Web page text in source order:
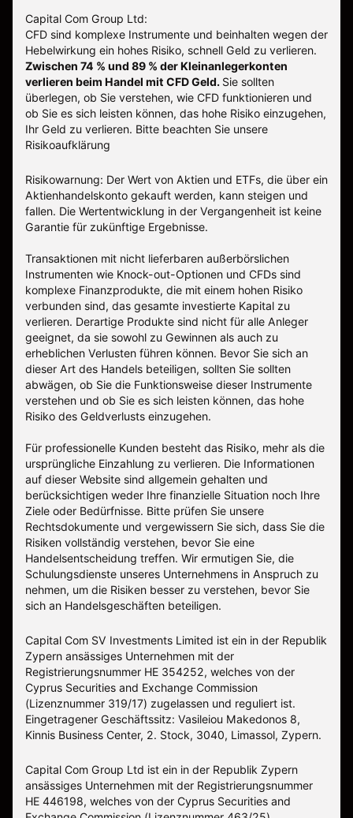
Capital Com Group Ltd:
CFD sind komplexe Instrumente und beinhalten wegen der
Hebelwirkung ein hohes Risiko, schnell Geld zu verlieren.
Zwischen 74 % und 89 % der Kleinanlegerkonten
verlieren beim Handel mit CFD Geld. Sie sollten
überlegen, ob Sie verstehen, wie CFD funktionieren und
ob Sie es sich leisten können, das hohe Risiko einzugehen,
Ihr Geld zu verlieren. Bitte beachten Sie unsere
Risikoaufklärung
Risikowarnung: Der Wert von Aktien und ETFs, die über ein
Aktienhandelskonto gekauft werden, kann steigen und
fallen. Die Wertentwicklung in der Vergangenheit ist keine
Garantie für zukünftige Ergebnisse.
Transaktionen mit nicht lieferbaren außerbörslichen
Instrumenten wie Knock-out-Optionen und CFDs sind
komplexe Finanzprodukte, die mit einem hohen Risiko
verbunden sind, das gesamte investierte Kapital zu
verlieren. Derartige Produkte sind nicht für alle Anleger
geeignet, da sie sowohl zu Gewinnen als auch zu
erheblichen Verlusten führen können. Bevor Sie sich an
dieser Art des Handels beteiligen, sollten Sie sollten
abwägen, ob Sie die Funktionsweise dieser Instrumente
verstehen und ob Sie es sich leisten können, das hohe
Risiko des Geldverlusts einzugehen.
Für professionelle Kunden besteht das Risiko, mehr als die
ursprüngliche Einzahlung zu verlieren. Die Informationen
auf dieser Website sind allgemein gehalten und
berücksichtigen weder Ihre finanzielle Situation noch Ihre
Ziele oder Bedürfnisse. Bitte prüfen Sie unsere
Rechtsdokumente und vergewissern Sie sich, dass Sie die
Risiken vollständig verstehen, bevor Sie eine
Handelsentscheidung treffen. Wir ermutigen Sie, die
Schulungsdienste unseres Unternehmens in Anspruch zu
nehmen, um die Risiken besser zu verstehen, bevor Sie
sich an Handelsgeschäften beteiligen.
Capital Com SV Investments Limited ist ein in der Republik
Zypern ansässiges Unternehmen mit der
Registrierungsnummer HE 354252, welches von der
Cyprus Securities and Exchange Commission
(Lizenznummer 319/17) zugelassen und reguliert ist.
Eingetragener Geschäftssitz: Vasileiou Makedonos 8,
Kinnis Business Center, 2. Stock, 3040, Limassol, Zypern.
Capital Com Group Ltd ist ein in der Republik Zypern
ansässiges Unternehmen mit der Registrierungsnummer
ΗΕ 446198, welches von der Cyprus Securities and